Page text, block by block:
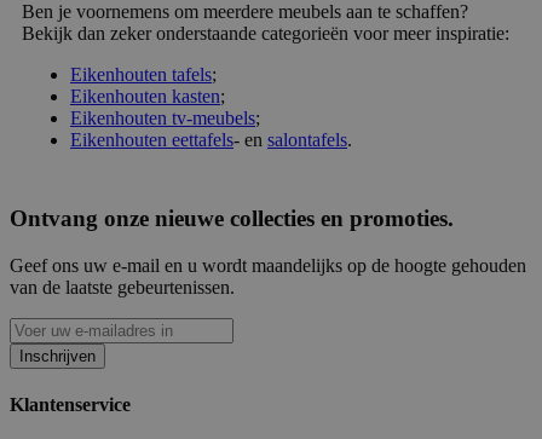
Ben je voornemens om meerdere meubels aan te schaffen?
Bekijk dan zeker onderstaande categorieën voor meer inspiratie:
Eikenhouten tafels;
Eikenhouten kasten;
Eikenhouten tv-meubels;
Eikenhouten eettafels- en salontafels.
Ontvang onze nieuwe collecties en promoties.
Geef ons uw e-mail en u wordt maandelijks op de hoogte gehouden
van de laatste gebeurtenissen.
Inschrijven
Klantenservice